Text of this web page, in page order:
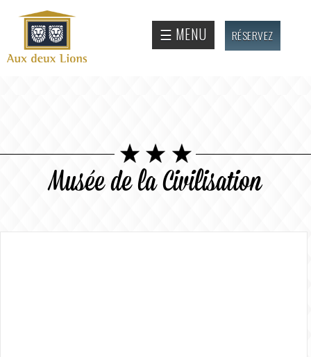
Site
officiel
de
☰ MENU RÉSERVEZ
Musée de la Civilisation